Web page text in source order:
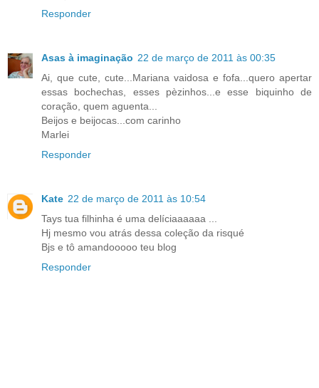
Responder
Asas à imaginação 22 de março de 2011 às 00:35
Ai, que cute, cute...Mariana vaidosa e fofa...quero apertar
essas bochechas, esses pèzinhos...e esse biquinho de
coração, quem aguenta...
Beijos e beijocas...com carinho
Marlei
Responder
Kate 22 de março de 2011 às 10:54
Tays tua filhinha é uma delíciaaaaaa ...
Hj mesmo vou atrás dessa coleção da risqué
Bjs e tô amandooooo teu blog
Responder